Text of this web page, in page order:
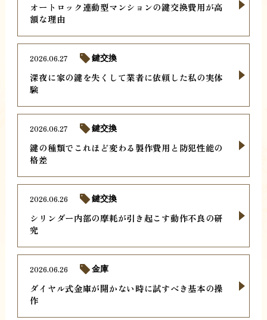
オートロック連動型マンションの鍵交換費用が高
額な理由
深夜に家の鍵を失くして業者に依頼した私の実体
験
2026.06.27 鍵交換
鍵の種類でこれほど変わる製作費用と防犯性能の
格差
2026.06.27 鍵交換
シリンダー内部の摩耗が引き起こす動作不良の研
究
2026.06.26 鍵交換
ダイヤル式金庫が開かない時に試すべき基本の操
作
2026.06.26 金庫